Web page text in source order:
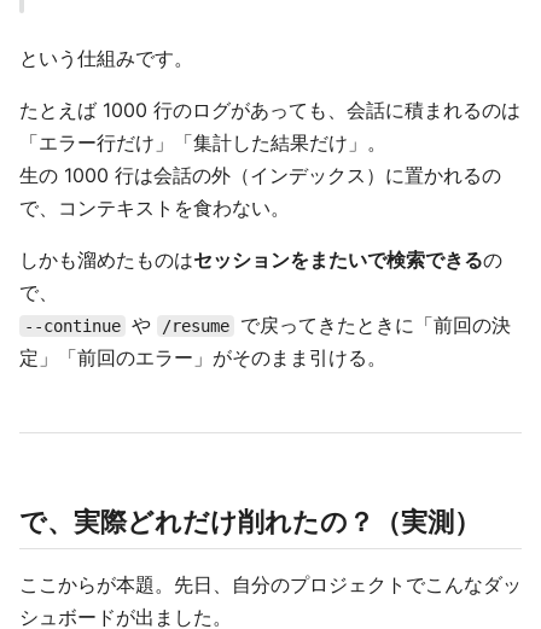
という仕組みです。
たとえば 1000 行のログがあっても、会話に積まれるのは
「エラー行だけ」「集計した結果だけ」。
生の 1000 行は会話の外（インデックス）に置かれるの
で、コンテキストを食わない。
しかも溜めたものはセッションをまたいで検索できるの
で、
--continue や /resume
で戻ってきたときに「前回の決
定」「前回のエラー」がそのまま引ける。
で、実際どれだけ削れたの？（実測）
ここからが本題。先日、自分のプロジェクトでこんなダッ
シュボードが出ました。